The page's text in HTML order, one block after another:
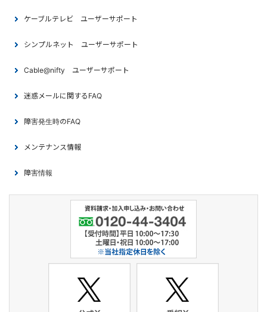
ケーブルテレビ ユーザーサポート
シンプルネット ユーザーサポート
Cable@nifty ユーザーサポート
迷惑メールに関するFAQ
障害発生時のFAQ
メンテナンス情報
障害情報